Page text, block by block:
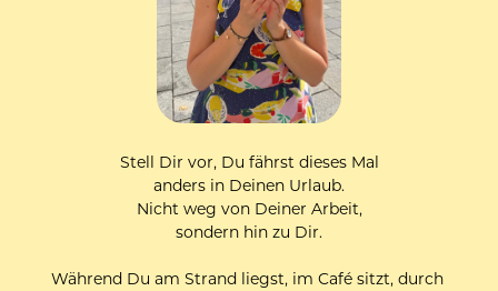
Stell Dir vor, Du fährst dieses Mal
anders in Deinen Urlaub.
Nicht weg von Deiner Arbeit,
sondern hin zu Dir.
Während Du am Strand liegst, im Café sitzt, durch